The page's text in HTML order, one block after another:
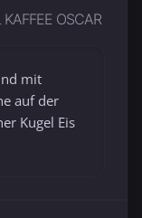
OSCAR
mit
auf der
Kugel Eis